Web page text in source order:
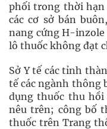
phối trong thời hạn
các cơ sở bán
nang cứng H-
lô thuốc không đạt
Sở Y tế các tỉnh
tế các ngành thông
dụng thuốc thu
nêu trên; công bố
thuốc trên Trang